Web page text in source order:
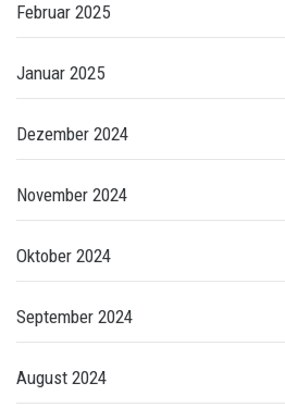
Februar 2025
Januar 2025
Dezember 2024
November 2024
Oktober 2024
September 2024
August 2024